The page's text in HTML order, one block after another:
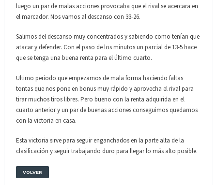
luego un par de malas acciones provocaba que el rival se acercara en
el marcador. Nos vamos al descanso con 33-26.
Salimos del descanso muy concentrados y sabiendo como tenían que
atacar y defender. Con el paso de los minutos un parcial de 13-5 hace
que se tenga una buena renta para el último cuarto.
Ultimo periodo que empezamos de mala forma haciendo faltas
tontas que nos pone en bonus muy rápido y aprovecha el rival para
tirar muchos tiros libres. Pero bueno con la renta adquirida en el
cuarto anterior y un par de buenas acciones conseguimos quedarnos
con la victoria en casa.
Esta victoria sirve para seguir enganchados en la parte alta de la
clasificación y seguir trabajando duro para llegar lo más alto posible.
VOLVER